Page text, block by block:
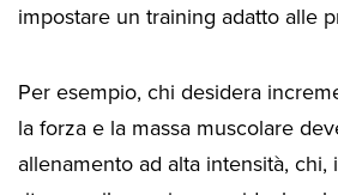
impostare un training adatto alle
Per esempio, chi desidera
la forza e la massa muscolare
allenamento ad alta intensità,